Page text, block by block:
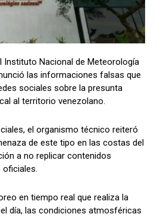
Instituto Nacional de Meteorología
las informaciones falsas que
sociales sobre la presunta
al territorio venezolano.
el organismo técnico reiteró
de este tipo en las costas del
a no replicar contenidos
en tiempo real que realiza la
día, las condiciones atmosféricas